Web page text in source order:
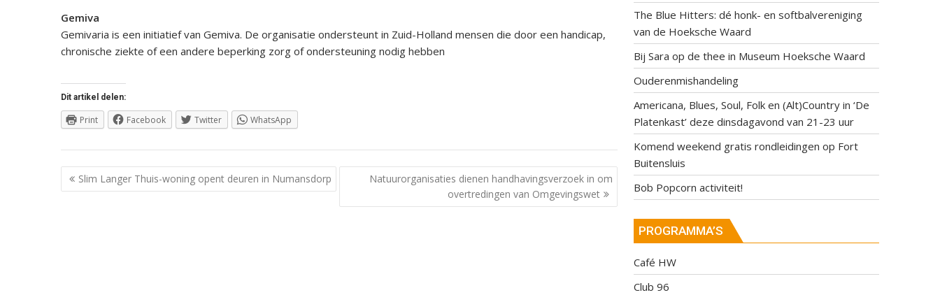
Gemiva
Gemivaria is een initiatief van Gemiva. De organisatie ondersteunt in Zuid-Holland mensen die door een handicap,
chronische ziekte of een andere beperking zorg of ondersteuning nodig hebben
Dit artikel delen:
Print Facebook Twitter WhatsApp
Berichtnavigatie
Slim Langer Thuis-woning opent deuren in Numansdorp
Natuurorganisaties dienen handhavingsverzoek in om
overtredingen van Omgevingswet
The Blue Hitters: dé honk- en softbalvereniging
van de Hoeksche Waard
Bij Sara op de thee in Museum Hoeksche Waard
Ouderenmishandeling
Americana, Blues, Soul, Folk en (Alt)Country in ‘De
Platenkast’ deze dinsdagavond van 21-23 uur
Komend weekend gratis rondleidingen op Fort
Buitensluis
Bob Popcorn activiteit!
PROGRAMMA’S
Café HW
Club 96